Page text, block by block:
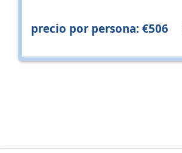
precio por persona: €506